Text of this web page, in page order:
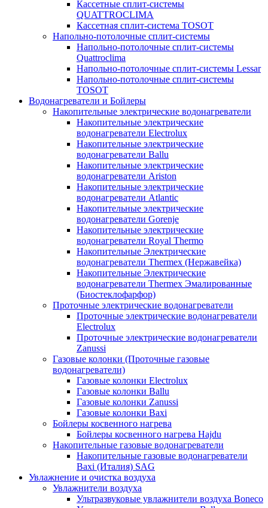
Кассетные сплит-системы
QUATTROCLIMA
Кассетная сплит-система TOSOT
Напольно-потолочные сплит-системы
Напольно-потолочные сплит-системы
Quattroclima
Напольно-потолочные сплит-системы Lessar
Напольно-потолочные сплит-системы
TOSOT
Водонагреватели и Бойлеры
Накопительные электрические водонагреватели
Накопительные электрические
водонагреватели Electrolux
Накопительные электрические
водонагреватели Ballu
Накопительные электрические
водонагреватели Ariston
Накопительные электрические
водонагреватели Atlantic
Накопительные электрические
водонагреватели Gorenje
Накопительные электрические
водонагреватели Royal Thermo
Накопительные Электрические
водонагреватели Thermex (Нержавейка)
Накопительные Электрические
водонагреватели Thermex Эмалированные
(Биостеклофарфор)
Проточные электрические водонагреватели
Проточные электрические водонагреватели
Electrolux
Проточные электрические водонагреватели
Zanussi
Газовые колонки (Проточные газовые
водонагреватели)
Газовые колонки Electrolux
Газовые колонки Ballu
Газовые колонки Zanussi
Газовые колонки Baxi
Бойлеры косвенного нагрева
Бойлеры косвенного нагрева Hajdu
Накопительные газовые водонагреватели
Накопительные газовые водонагреватели
Baxi (Италия) SAG
Увлажнение и очистка воздуха
Увлажнители воздуха
Ультразвуковые увлажнители воздуха Boneco